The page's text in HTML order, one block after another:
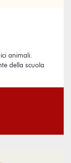
animali.
della scuola